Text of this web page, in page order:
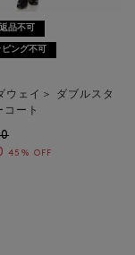
返品不可
ング不可
ウェイ＞ ダブルスタ
コート
45% OFF